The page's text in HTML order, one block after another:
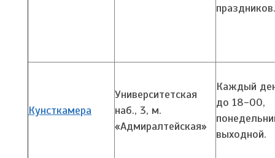
праздников.
Кунсткамера
Университетская
наб., 3, м.
«Адмиралтейская»
Каждый
до 18-00,
выходной.